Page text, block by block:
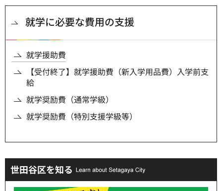
就学に必要な費用の支援
就学援助費
【受付終了】就学援助費（新入学用品費）入学前支
給
就学奨励費（通常学級）
就学奨励費（特別支援学級等）
世田谷区を知る